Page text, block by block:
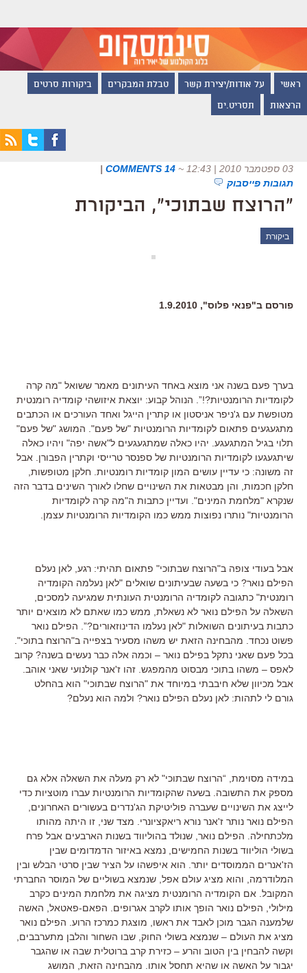
ראשי על אודות/יצירת קשר טבלת המבקרים ביקורות סרטים
הרצאות תסריט.ים
03 ספטמבר 2010 | 12:43 ~
14 COMMENTS
|
תגובות פייסבוק
"הרוצח שבתוכי", הביקורת
ביקורת
פורסם ב"פנאי פלוס", 1.9.2010
בערך פעם בשנה אני מוצא באחד העיתונים מאמר ששואל "מה קרה
לקומדיות הרומנטיות?!”. הנוהל קבוע: יוצאת איזושהי קומדיה רומנטית
מטופשת עם ג'ניפר אניסטון או קתרין הייגל ואחד העורכים או הכתבים
מתגעגעים פתאום לקומדיות הרומנטיות "של פעם". המושג "של פעם"
תלוי בגיל המתגעגע. יהיו כאלה שמתגעגעים ל"אשה יפה" ויהיו כאלה
שיתגעגעו לקומדיות הרומנטיות של ספנסר טרייסי וקתרין הפבורן. אבל
זה משונה: כי עדיין עושים המון קומדיות רומנטיות. חלקן מטופשות,
חלקן חכמות, והן מבטאות את השינויים שחלו לאורך השינים בדבר הזה
שנקרא "מלחמת המינים". ועדיין כתבות ה"מה קרה לקומדיות
הרומנטיות" נותרו נפוצות ממש כמו הקומדיות הרומנטיות עצמן.
אבל בעודי צופה ב"הרוצח שבתוכי" פתאום תהיתי: רגע, לאן נעלם
הפילם נואר? כי בשעה שבעיתונים שואלים "לאן נעלמה הקומדיה
רומנטית" כתגובה לקומדיה הרומנטית העונתית שמגיעה למסכים,
השאלה על הפילם נואר לא נשאלת, ממש כמו שאתם לא מוצאים יותר
כתבות בעיתונים השואלות "לאן נעלמו הדינוזאורים?”. הפילם נואר
פשוט נכחד. מהבחינה הזאת יש משהו מסעיר בצפייה ב"הרוצח בתוכי".
בכל פעם שאני נתקל בפילם נואר – וכמה אלה כבר נעשים בשנה? קרוב
לאפס – משהו בתוכי מבסוט מהמפגש. זהו ז'אנר קולנועי שאני אוהב.
אבל מכיוון שלא חיבבתי במיוחד את "הרוצח שבתוכי" הוא בהחלט
גורם לי לתהות: לאן נעלם הפילם נואר? ולמה הוא נעלם?
במידה מסוימת, “הרוצח שבתוכי" לא רק מעלה את השאלה אלא גם
מספק את התשובה. בשעה שהקומדיות הרומנטיות עברו מוטציות כדי
לייצג את השינויים שעברה פוליטיקת הג'נדרים בעשורים האחרונים,
הפילם נואר נותר ז'אנר נורא ריאקציונרי. מצד שני, זו היתה מהותו
מלכתחילה. הפילם נואר, שנולד בהוליווד בשנות הארבעים אבל פרח
בשולי הוליווד בשנות החמישים, נמצא באיזור הדמדומים שבין
הז'אנרים הממוסדים יותר. הוא איפשהו על הציר שבין סרטי הבלש ובין
המלודרמה, והוא מציג עולם אפל, שנמצא בשוליים של המוסר החברתי
המקובל. אם הקומדיה הרומנטית מציגה את מלחמת המינים כקרב
מילולי, הפילם נואר הופך אותו לקרב אגרופים. הפאם-פאטאל, האשה
שלמענה הגבר מוכן לאבד את ראשו, מוצגת כמרכז הרוע. הפילם נואר
מציג את העולם – שנמצא בשולי החוק, שבו השחור והלבן מתערבבים,
וקשה להבחין בין הטוב והרע – כזירת קרב ברוטלית שבה או שהגבר
יגבור על האשה או שהיא תחסל אותו. מהבחינה הזאת, המושג